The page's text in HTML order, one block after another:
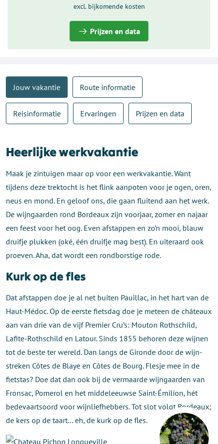
excl. bijkomende kosten
Prijzen en data
Jouw vakantie Route informatie
Reisinformatie Ervaringen Prijzen en data
Heerlijke werkvakantie
Maak je zintuigen maar op voor een werkvakantie. Want
tijdens deze trektocht is het flink aanpoten voor je ogen, oren,
neus en mond. En geloof ons, die gaan fluitend aan het werk.
De wijngaarden rond Bordeaux zijn voorjaar, zomer en najaar
een feest voor het oog. Even afstappen en zo’n mooi, blauw
druifje plukken (oké, één druifje mag best). En uiteraard ook
proeven. Aha, dat wordt een rondborstige rode.
Kurk op de fles
Dat afstappen doe je al net buiten Pauillac, in het hart van de
Haut-Médoc. Op de eerste fietsdag doe je meteen de châteaux
aan van drie van de vijf Premier Cru’s: Mouton Rothschild,
Lafite-Rothschild en Latour. Sinds 1855 behoren deze wijnen
tot de beste ter wereld. Dan langs de Gironde door de wijn­
streken Côtes de Blaye en Côtes de Bourg. Flesje mee in de
fietstas? Doe dat dan ook bij de vermaarde wijngaarden van
Fronsac, Pomerol en het middeleeuwse Saint-Émilion, hét
bedevaartsoord voor wijnliefhebbers. Tot slot volgt Bordeaux;
de kers op de taart… eh, de kurk op de fles.